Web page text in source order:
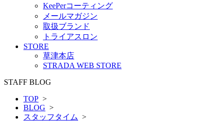
KeePerコーティング
メールマガジン
取扱ブランド
トライアスロン
STORE
草津本店
STRADA WEB STORE
STAFF BLOG
TOP >
BLOG >
スタッフタイム >